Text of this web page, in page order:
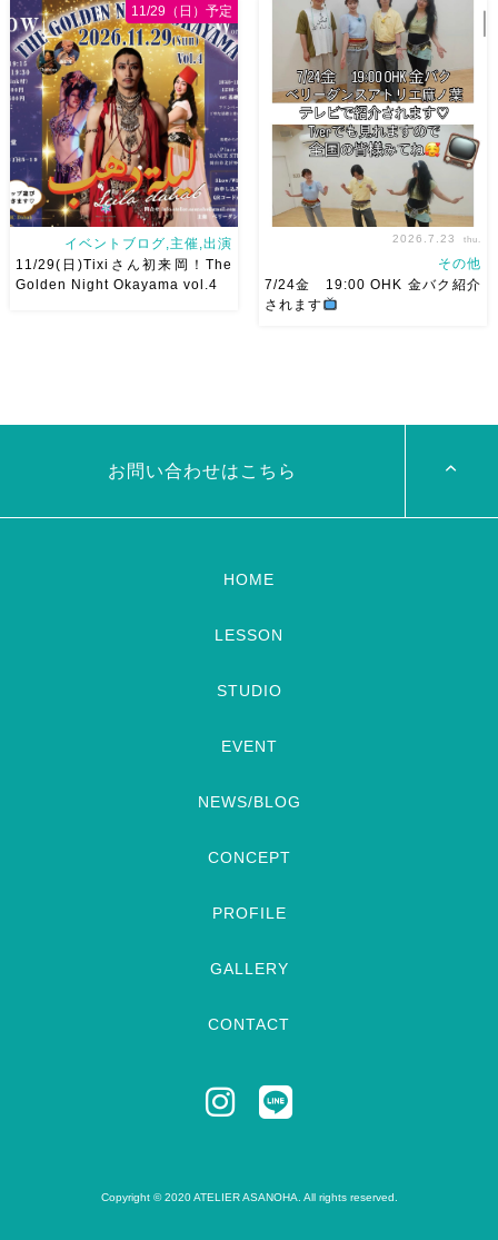
です♡皆様にお会いできますよ
うに
ご予約はメッセージく
ださい
お待ちしています
Ashraqat Show Schedule
岡山・8/22(土) […]
りにて踊らせていただきます♡
太鼓も叩くよー！私たちは
18:40頃から出演です屋台も出
てとても楽しいお祭りになりそ
う
私たちも踊った後は祭り
を楽しみます
遊びにいら
[…]
イベントブログ,主催,出演
11/29(日)Tixiさん初来岡！The
Golden Night Okayama vol.4
11/29（日）予定
2026.7.23 thu.
その他
7/24金 19:00 OHK 金バク紹介
されます
お問い合わせはこちら
HOME
LESSON
STUDIO
EVENT
NEWS/BLOG
CONCEPT
PROFILE
GALLERY
CONTACT
Copyright © 2020 ATELIER ASANOHA. All rights reserved.